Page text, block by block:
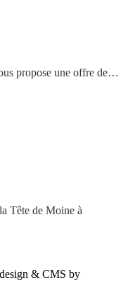
propose une offre de…
Tête de Moine à
& CMS by